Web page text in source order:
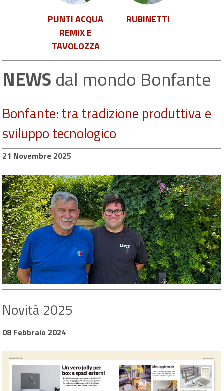
PUNTI ACQUA
REMIX E
TAVOLOZZA
RUBINETTI
NEWS dal mondo Bonfante
Bonfante: tra tradizione produttiva e
sviluppo tecnologico
21 Novembre 2025
Novità 2025
08 Febbraio 2024